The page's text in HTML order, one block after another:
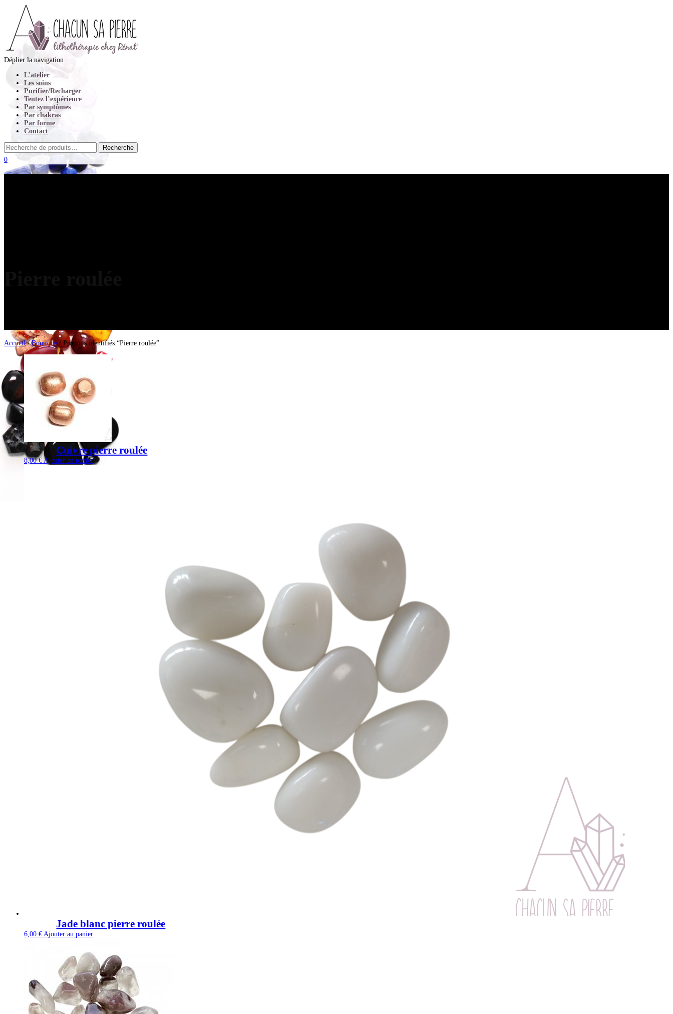
Déplier la navigation
L’atelier
Les soins
Purifier/Recharger
Tentez l’expérience
Par symptômes
Par chakras
Par forme
Contact
0
Accueil/Boutique/ Produits identifiés “Pierre roulée”
Cuivre pierre roulée
8,00€ Ajouter au panier
Jade blanc pierre roulée
6,00 € Ajouter au panier